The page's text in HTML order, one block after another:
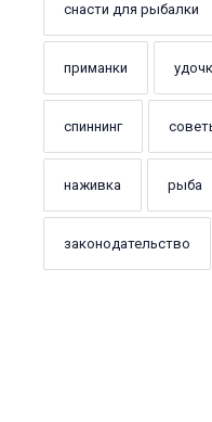
снасти для рыбалки
приманки
спиннинг
наживка рыба
законодательство